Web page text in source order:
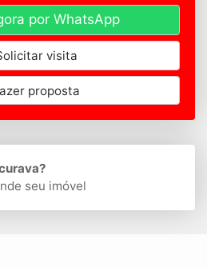
por WhatsApp
visita
proposta
seu imóvel